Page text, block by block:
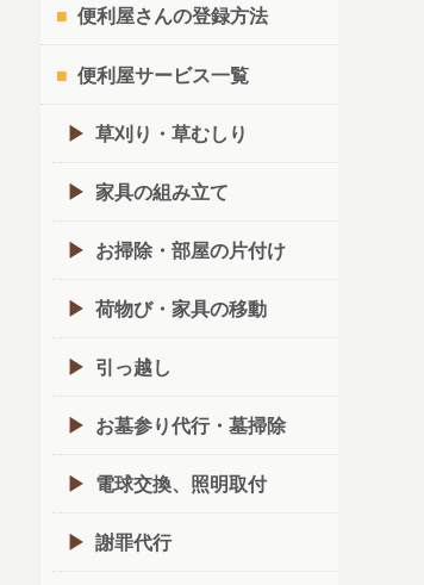
便利屋さんの登録方法
便利屋サービス一覧
草刈り・草むしり
家具の組み立て
お掃除・部屋の片付け
荷物び・家具の移動
引っ越し
お墓参り代行・墓掃除
電球交換、照明取付
謝罪代行